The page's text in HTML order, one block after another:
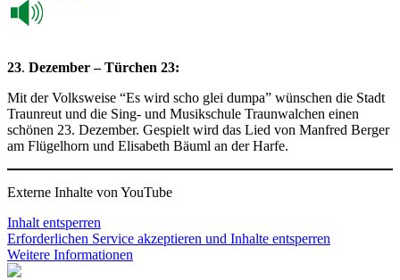
23. Dezember – Türchen 23:
Mit der Volksweise “Es wird scho glei dumpa” wünschen die Stadt
Traunreut und die Sing- und Musikschule Traunwalchen einen
schönen 23. Dezember. Gespielt wird das Lied von Manfred Berger
am Flügelhorn und Elisabeth Bäuml an der Harfe.
Externe Inhalte von YouTube
Inhalt entsperren
Erforderlichen Service akzeptieren und Inhalte entsperren
Weitere Informationen